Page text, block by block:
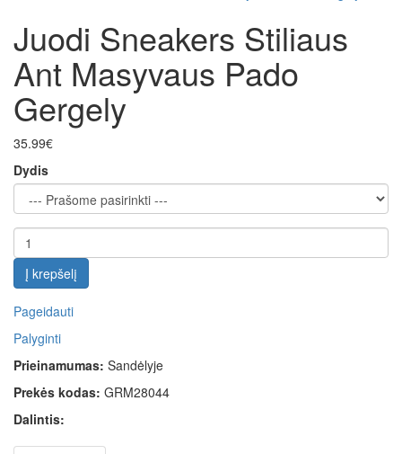
Juodi Sneakers Stiliaus
Ant Masyvaus Pado
Gergely
35.99€
Dydis
Į krepšelį
Pageidauti
Palyginti
Prieinamumas: Sandėlyje
Prekės kodas: GRM28044
Dalintis: